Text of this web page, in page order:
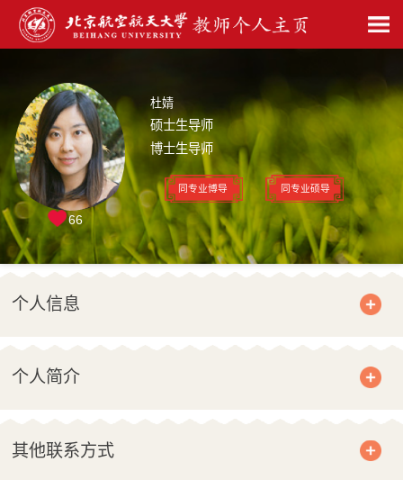
杜婧
硕士生导师
博士生导师
同专业博导 同专业硕导
66
个人信息
个人简介
其他联系方式